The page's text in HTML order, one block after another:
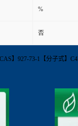
%
否
】927-73-1【分子式】